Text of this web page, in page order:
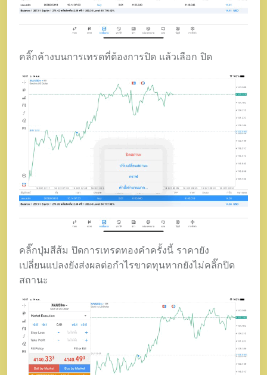
คลิ๊กค้างบนการเทรดที่ต้องการปิด แล้วเลือก ปิด
คลิ๊กปุ่มสีส้ม ปิดการเทรดทองคำครั้งนี้ ราคายัง
เปลี่ยนแปลงยังส่งผลต่อกำไรขาดทุนหากยังไม่คลิ๊กปิด
สถานะ